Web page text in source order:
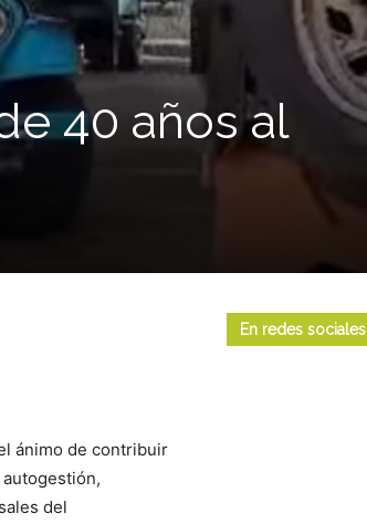
40 años al
ánimo de contribuir
del
En redes sociales